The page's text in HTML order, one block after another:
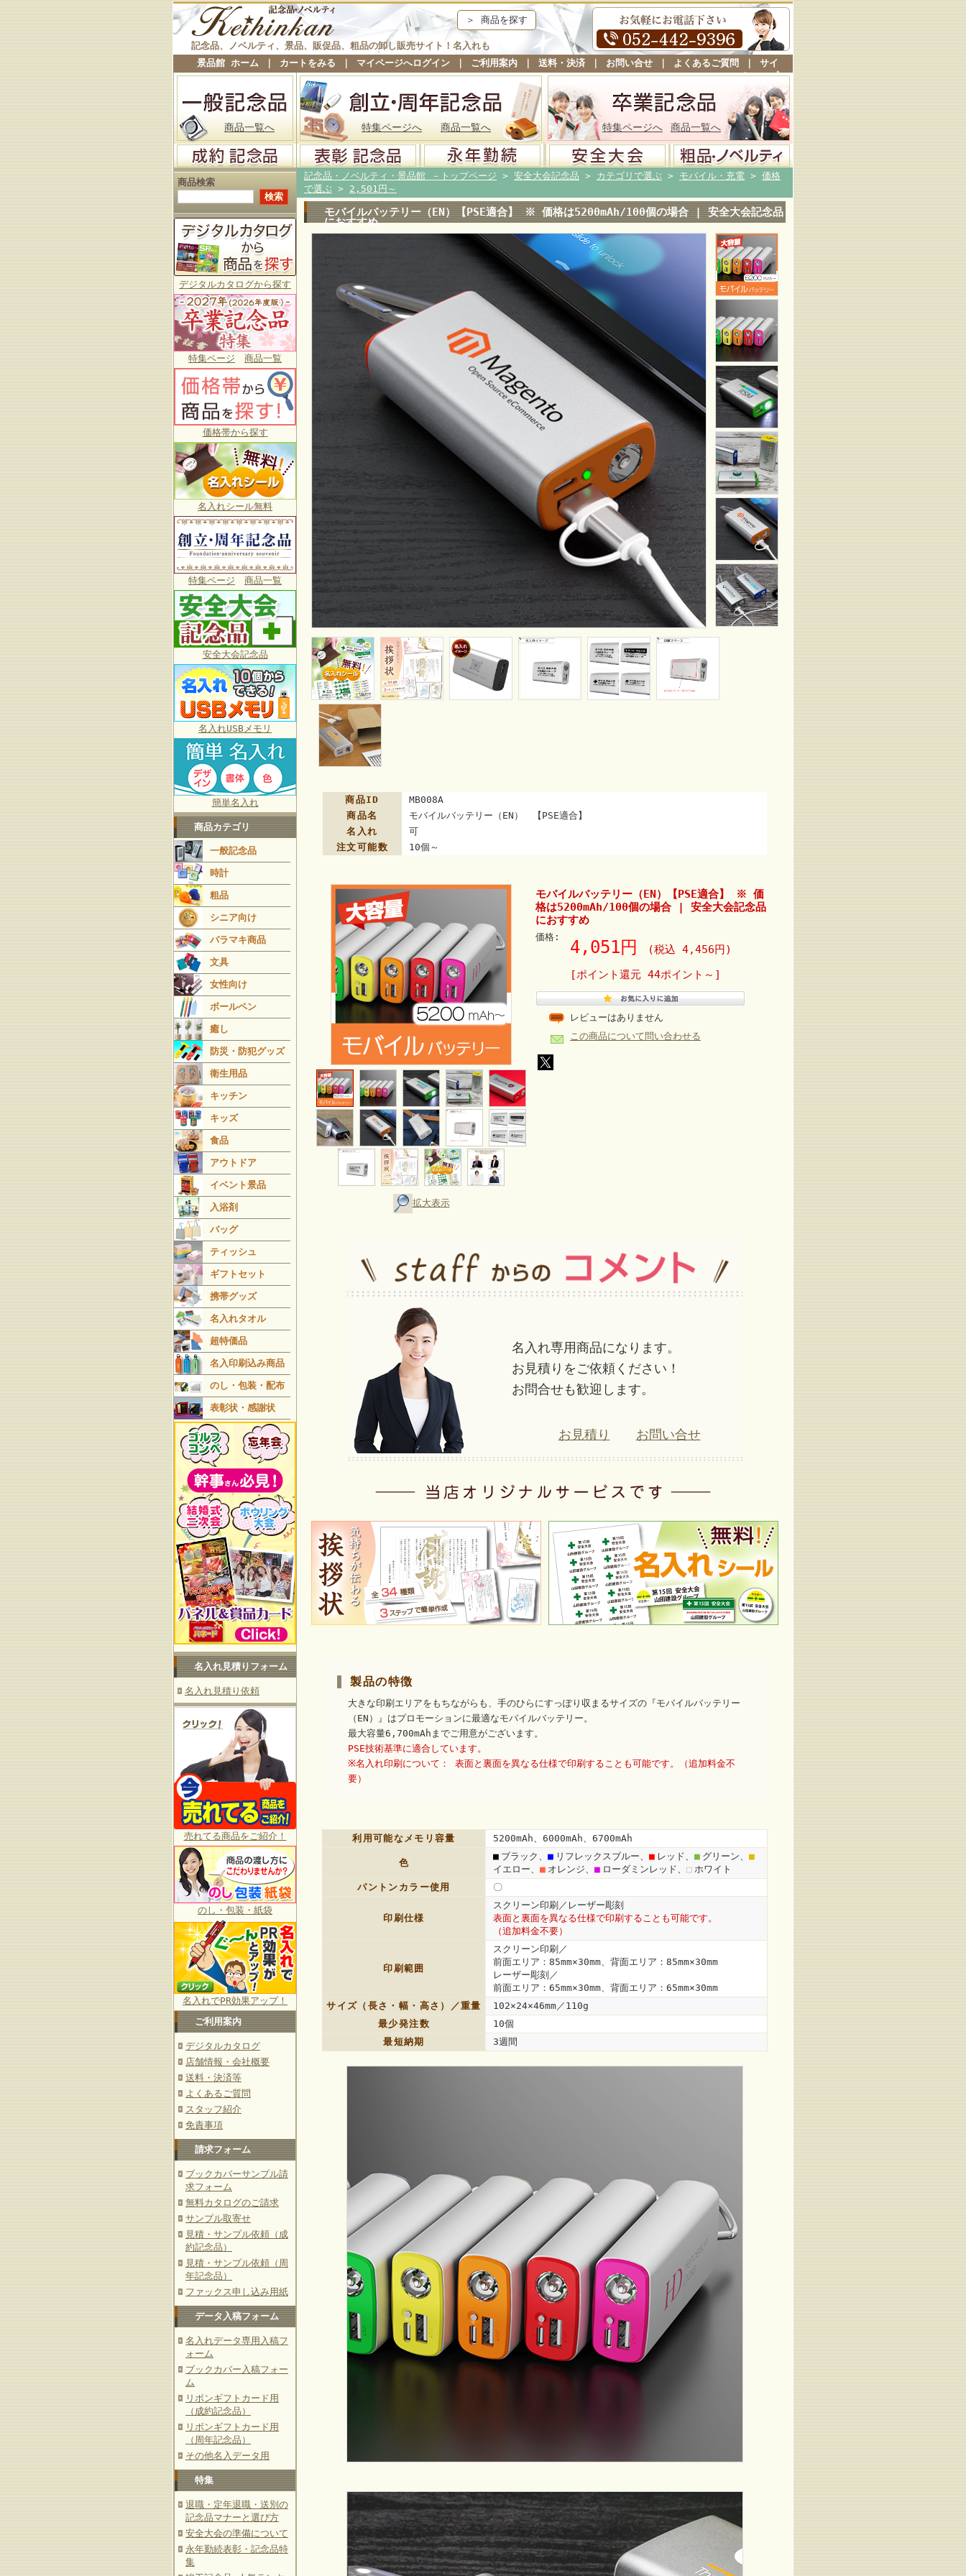
＞ 商品を探す
記念品、ノベルティ、景品、販促品、粗品の卸し販売サイト！名入れも
景品館 ホーム
カートをみる マイページへログイン ご利用案内 送料・決済 お問い合せ よくあるご質問
サイ
トマップ
商品一覧へ
商品検索
デジタルカタログから探す
特集ページ 商品一覧
価格帯から探す
名入れシール無料
特集ページ 商品一覧
安全大会記念品
名入れUSBメモリ
簡単名入れ
商品カテゴリ
一般記念品
時計
粗品
シニア向け
バラマキ商品
文具
女性向け
ボールペン
癒し
防災・防犯グッズ
衛生用品
キッチン
キッズ
食品
アウトドア
イベント景品
入浴剤
バッグ
ティッシュ
ギフトセット
携帯グッズ
名入れタオル
超特価品
名入印刷込み商品
のし・包装・配布
表彰状・感謝状
名入れ見積りフォーム
名入れ見積り依頼
売れてる商品をご紹介！
のし・包装・紙袋
名入れでPR効果アップ！
ご利用案内
デジタルカタログ
店舗情報・会社概要
送料・決済等
よくあるご質問
スタッフ紹介
免責事項
請求フォーム
ブックカバーサンプル請
求フォーム
無料カタログのご請求
サンプル取寄せ
見積・サンプル依頼（成
約記念品）
見積・サンプル依頼（周
年記念品）
ファックス申し込み用紙
データ入稿フォーム
名入れデータ専用入稿フ
ォーム
ブックカバー入稿フォー
ム
リボンギフトカード用
（成約記念品）
リボンギフトカード用
（周年記念品）
その他名入データ用
特集
退職・定年退職・送別の
記念品マナーと選び方
安全大会の準備について
永年勤続表彰・記念品特
集
特集ページへ 商品一覧へ 特集ページへ 商品一覧へ
記念品・ノベルティ・景品館 －トップページ > 安全大会記念品 > カテゴリで選ぶ > モバイル・充電 > 価格
で選ぶ > 2,501円～
モバイルバッテリー（EN）【PSE適合】 ※ 価格は5200mAh/100個の場合 | 安全大会記念品
におすすめ
商品ID
MB008A
商品名
モバイルバッテリー（EN） 【PSE適合】
名入れ
可
注文可能数
10個～
拡大表示
モバイルバッテリー（EN）【PSE適合】 ※ 価
格は5200mAh/100個の場合 | 安全大会記念品
におすすめ
価格:
4,051円 (税込 4,456円)
[ポイント還元 44ポイント～]
レビューはありません
この商品について問い合わせる
名入れ専用商品になります。
お見積りをご依頼ください！
お問合せも歓迎します。
お見積り お問い合せ
製品の特徴
大きな印刷エリアをもちながらも、手のひらにすっぽり収まるサイズの『モバイルバッテリー
（EN）』はプロモーションに最適なモバイルバッテリー。
最大容量6,700mAhまでご用意がございます。
PSE技術基準に適合しています。
※名入れ印刷について： 表面と裏面を異なる仕様で印刷することも可能です。（追加料金不
要）
利用可能なメモリ容量 5200mAh、6000mAh、6700mAh
色
■ ブラック、 ■ リフレックスブルー、 ■ レッド、 ■ グリーン、 ■
イエロー、 ■ オレンジ、 ■ ローダミンレッド、 □ ホワイト
パントンカラー使用
〇
印刷仕様
スクリーン印刷／レーザー彫刻
表面と裏面を異なる仕様で印刷することも可能です。
（追加料金不要）
印刷範囲
スクリーン印刷／
前面エリア：85mm×30mm、背面エリア：85mm×30mm
レーザー彫刻／
前面エリア：65mm×30mm、背面エリア：65mm×30mm
サイズ（長さ・幅・高さ）／重量
102×24×46mm／110g
最少発注数
10個
最短納期
3週間